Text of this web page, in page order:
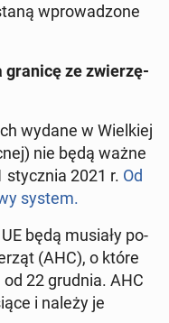
wpro­wa­dzo­ne
granicę ze zwie­rzę­
wydane w Wiel­kiej
nie będą ważne
stycz­nia 2021 r. Od
system.
będą musiały po­
(AHC), o które
22 grudnia. AHC
i należy je